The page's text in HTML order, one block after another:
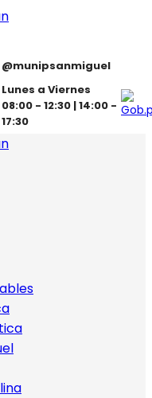
@munipsanmiguel
Lunes a Viernes
08:00 - 12:30 | 14:00 -
17:30